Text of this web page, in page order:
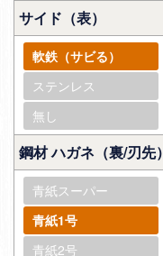
サイド（表）
軟鉄（サビる）
ステンレス
無し
鋼材 ハガネ（裏/刃先）
青紙スーパー
青紙1号
青紙2号